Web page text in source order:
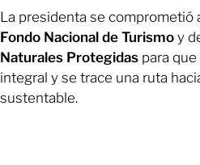
La presidenta se comprometió
Fondo Nacional de Turismo y
Naturales Protegidas para
integral y se trace una ruta
sustentable.